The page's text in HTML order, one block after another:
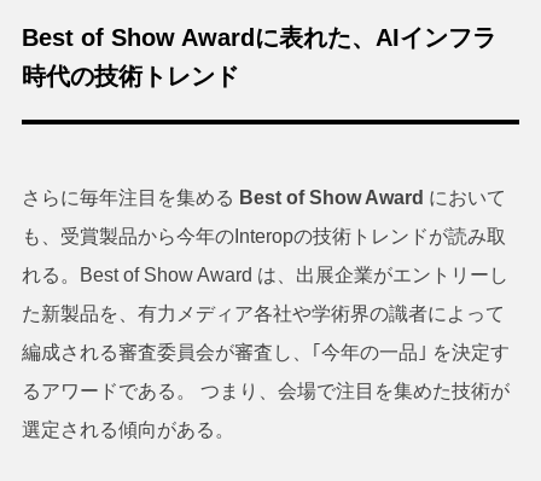
Best of Show Awardに表れた、AIインフラ
時代の技術トレンド
さらに毎年注目を集める Best of Show Award において
も、受賞製品から今年のInteropの技術トレンドが読み取
れる。Best of Show Award は、出展企業がエントリーし
た新製品を、有力メディア各社や学術界の識者によって
編成される審査委員会が審査し、｢今年の一品｣ を決定す
るアワードである。 つまり、会場で注目を集めた技術が
選定される傾向がある。